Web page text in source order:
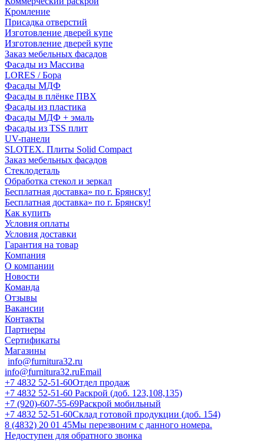
Кромление
Присадка отверстий
Изготовление дверей купе
Изготовление дверей купе
Заказ мебельных фасадов
Фасады из Массива
LORES / Бора
Фасады МДФ
Фасады в плёнке ПВХ
Фасады из пластика
Фасады МДФ + эмаль
Фасады из TSS плит
UV-панели
SLOTEX. Плиты Solid Compact
Заказ мебельных фасадов
Стеклодеталь
Обработка стекол и зеркал
Бесплатная доставка» по г. Брянску!
Бесплатная доставка» по г. Брянску!
Как купить
Условия оплаты
Условия доставки
Гарантия на товар
Компания
О компании
Новости
Команда
Отзывы
Вакансии
Контакты
Партнеры
Сертификаты
Магазины
info@furnitura32.ru
info@furnitura32.ruEmail
+7 4832 52-51-60Отдел продаж
+7 4832 52-51-60 Раскрой (доб. 123,108,135)
+7 (920)-607-55-69Раскрой мобильный
+7 4832 52-51-60Склад готовой продукции (доб. 154)
8 (4832) 20 01 45Мы перезвоним с данного номера.
Недоступен для обратного звонка